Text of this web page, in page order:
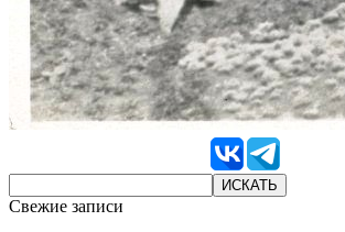
Свежие записи